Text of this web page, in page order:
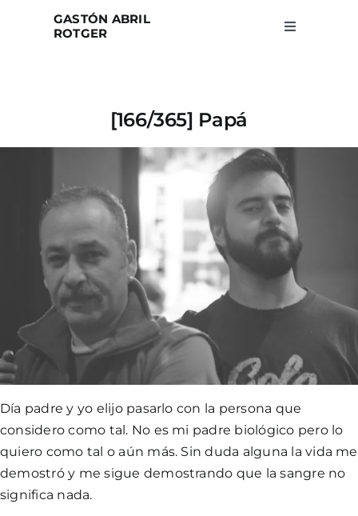
GASTÓN ABRIL
ROTGER
Toggle
Search
[166/365] Papá
Día padre y yo elijo pasarlo con la persona que
considero como tal. No es mi padre biológico pero lo
quiero como tal o aún más. Sin duda alguna la vida me
demostró y me sigue demostrando que la sangre no
significa nada.